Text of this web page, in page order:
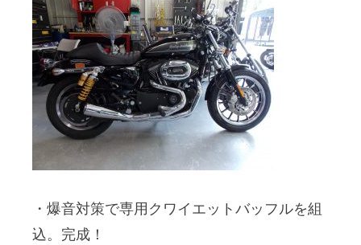
・爆音対策で専用クワイエットバッフルを組
込。完成！